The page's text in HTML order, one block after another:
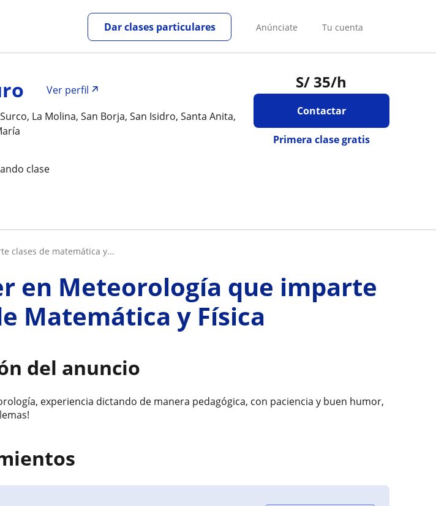
Anúnciate Tu cuenta
Dar clases particulares
S/ 35/h
Contactar
Primera clase gratis
Ver perfil
La Molina, San Borja, San Isidro, Santa Anita,
clase
clases de matemática y...
en Meteorología que imparte
Matemática y Física
del anuncio
experiencia dictando de manera pedagógica, con paciencia y buen humor,